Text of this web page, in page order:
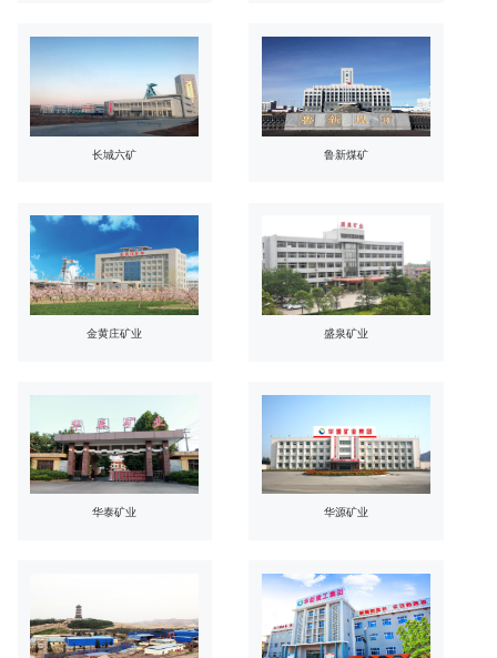
长城六矿 鲁新煤矿
金黄庄矿业 盛泉矿业
华泰矿业 华源矿业